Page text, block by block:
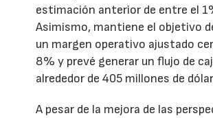
estimación anterior de entre el
Asimismo, mantiene el objetivo
un margen operativo ajustado
8% y prevé generar un flujo de
alrededor de 405 millones de
A pesar de la mejora de las